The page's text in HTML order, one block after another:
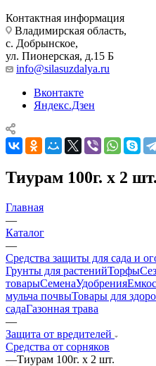
Контактная информация
Владимирская область,
с. Добрынское,
ул. Пионерская, д.15 Б
info@silasuzdalya.ru
Вконтакте
Яндекс.Дзен
Тиурам 100г. х 2 шт.
Главная
—
Каталог
—
Средства защиты для сада и
Грунты для растенийТорфы
товарыСеменаУдобрения
мульча почвыТовары для
садаГазонная трава
—
Защита от вредителей
Средства от сорняков
—Тиурам 100г. х 2 шт.